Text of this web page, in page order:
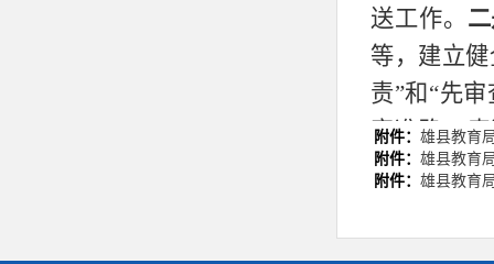
送工作。
等，建立
责”和“先
容准确、
式，配备专
（四）平
附件： 雄县教育
附件： 雄县教育
附件： 雄县教育